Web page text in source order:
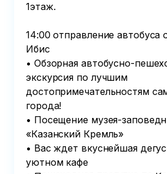
1этаж.
14:00 отправление автобуса
Ибис
• Обзорная автобусно-
экскурсия по лучшим
достопримечательностям
города!
• Посещение музея-
«Казанский Кремль»
• Вас ждет вкуснейшая
уютном кафе